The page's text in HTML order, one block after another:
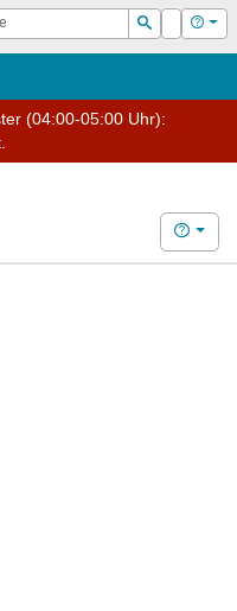
Suchen
Login Hilfe
(04:00-05:00 Uhr):
Hilfe